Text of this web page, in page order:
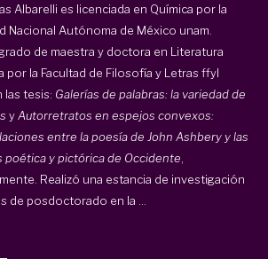
Albarelli es licenciada en Química por la
Nacional Autónoma de México unam.
de maestra y doctora en Literatura
por la Facultad de Filosofía y Letras ffyl
las tesis: Galerías de palabras: la variedad de
yAutorretratos en espejos convexos:
entre la poesía de John Ashbery y las
poética y pictórica de Occidente
Realizó una estancia de investigación
de posdoctorado en la ...